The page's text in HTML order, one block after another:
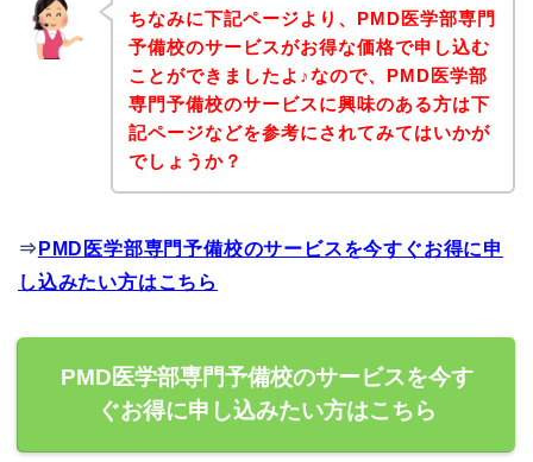
ちなみに下記ページより、PMD医学部専門
予備校のサービスがお得な価格で申し込む
ことができましたよ♪なので、PMD医学部
専門予備校のサービスに興味のある方は下
記ページなどを参考にされてみてはいかが
でしょうか？
⇒ PMD医学部専門予備校のサービスを今すぐお得に申
し込みたい方はこちら
PMD医学部専門予備校のサービスを今す
ぐお得に申し込みたい方はこちら